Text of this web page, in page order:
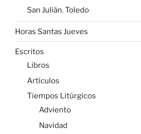
San Julián. Toledo
Horas Santas Jueves
Escritos
Libros
Artículos
Tiempos Litúrgicos
Adviento
Navidad